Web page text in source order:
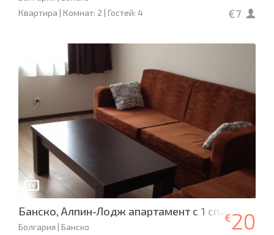
Квартира | Комнат: 2 | Гостей: 4
€7
Банско, Алпин-Лодж апартамент с 1 спальней
Болгария | Банско
€20